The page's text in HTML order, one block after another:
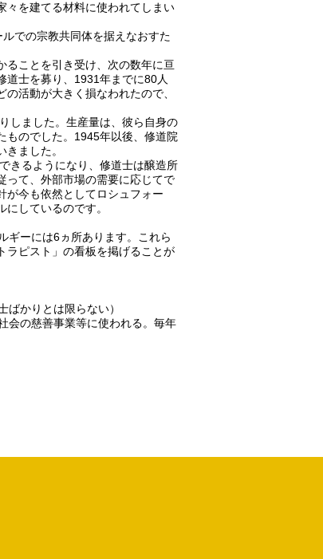
々を建てる材料に使われてしまい
での宗教共同体を据えなおすた
ることを引き受け、次の数年に亘
道士を募り、1931年までに80人
活動が大きく損なわれたので、
しました。生産量は、彼ら自身の
ものでした。1945年以後、修道院
ました。
きるようになり、修道士は醸造所
って、外部市場の需要に応じてで
が今も依然としてロシュフォー
しているのです。
ギーには6ヵ所あります。これら
ラピスト」の看板を掲げることが
かりとは限らない）
会の慈善事業等に使われる。毎年